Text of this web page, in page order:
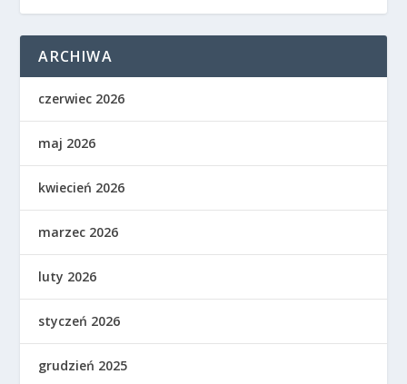
ARCHIWA
czerwiec 2026
maj 2026
kwiecień 2026
marzec 2026
luty 2026
styczeń 2026
grudzień 2025